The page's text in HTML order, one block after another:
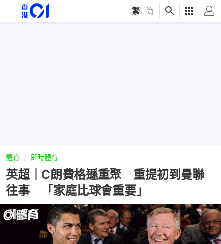
繁 简
體育 即時體育
英超｜C朗費格遜重聚 重提初到曼聯
往事 「家庭比球會重要」